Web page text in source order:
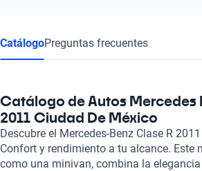
CatálogoPreguntas frecuentes
Catálogo de Autos Mercedes
2011 Ciudad De México
Descubre el Mercedes-Benz Clase R
Confort y rendimiento a tu alcance. Este
como una minivan, combina la